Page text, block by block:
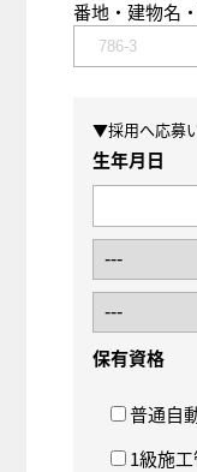
番地・建物名
▼採用へ応募
生年月日
保有資格
普通自
1級施